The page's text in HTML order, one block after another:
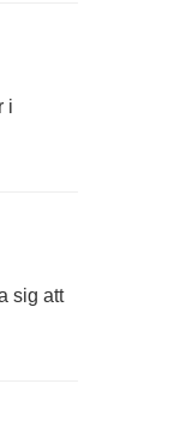
i
sig att